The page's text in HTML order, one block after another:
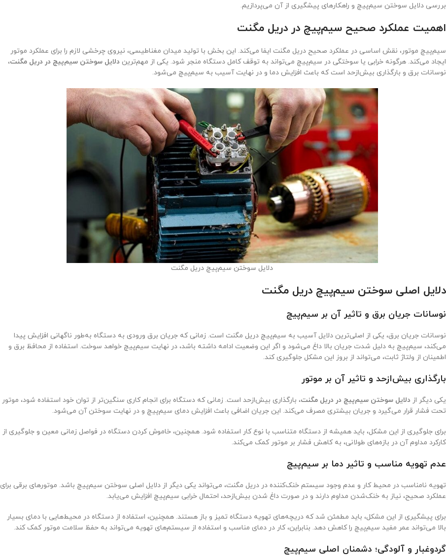
بررسی دلایل سوختن سیم‌پیچ و راهکارهای پیشگیری از آن می‌پردازیم.
اهمیت عملکرد صحیح سیم‌پیچ در دریل مگنت
سیم‌پیچ موتور، نقش اساسی در عملکرد صحیح دریل مگنت ایفا می‌کند. این بخش با تولید میدان مغناطیسی، نیروی چرخشی لازم را برای عملکرد موتور
ایجاد می‌کند. هرگونه خرابی یا سوختگی در سیم‌پیچ می‌تواند به توقف کامل دستگاه منجر شود. یکی از مهم‌ترین دلایل سوختن سیم‌پیچ در دریل مگنت،
نوسانات برق و بارگذاری بیش‌ازحد است که باعث افزایش دما و در نهایت آسیب به سیم‌پیچ می‌شود.
دلایل سوختن سیم‌پیچ دریل مگنت
دلایل اصلی سوختن سیم‌پیچ دریل مگنت
نوسانات جریان برق و تاثیر آن بر سیم‌پیچ
نوسانات جریان برق، یکی از اصلی‌ترین دلایل آسیب به سیم‌پیچ دریل مگنت است. زمانی که جریان برق ورودی به دستگاه به‌طور ناگهانی افزایش پیدا
می‌کند، سیم‌پیچ به دلیل شدت جریان بالا داغ می‌شود و اگر این وضعیت ادامه داشته باشد، در نهایت سیم‌پیچ خواهد سوخت. استفاده از محافظ برق و
اطمینان از ولتاژ ثابت، می‌تواند از بروز این مشکل جلوگیری کند.
بارگذاری بیش‌ازحد و تاثیر آن بر موتور
یکی دیگر از دلایل سوختن سیم‌پیچ در دریل مگنت، بارگذاری بیش‌ازحد است. زمانی که دستگاه برای انجام کاری سنگین‌تر از توان خود استفاده شود، موتور
تحت فشار قرار می‌گیرد و جریان بیشتری مصرف می‌کند. این جریان اضافی باعث افزایش دمای سیم‌پیچ و در نهایت سوختن آن می‌شود.
برای جلوگیری از این مشکل، باید همیشه از دستگاه متناسب با نوع کار استفاده شود. همچنین، خاموش کردن دستگاه در فواصل زمانی معین و جلوگیری از
کارکرد مداوم آن در بازه‌های طولانی، به کاهش فشار بر موتور کمک می‌کند.
عدم تهویه مناسب و تاثیر دما بر سیم‌پیچ
تهویه نامناسب در محیط کار و عدم وجود سیستم خنک‌کننده در دریل مگنت، می‌تواند یکی دیگر از دلایل اصلی سوختن سیم‌پیچ باشد. موتورهای برقی برای
عملکرد صحیح، نیاز به خنک‌شدن مداوم دارند و در صورت داغ شدن بیش‌ازحد، احتمال خرابی سیم‌پیچ افزایش می‌یابد.
برای پیشگیری از این مشکل، باید مطمئن شد که دریچه‌های تهویه دستگاه تمیز و باز هستند. همچنین، استفاده از دستگاه در محیط‌هایی با دمای بسیار
بالا می‌تواند عمر مفید سیم‌پیچ را کاهش دهد. بنابراین، کار در دمای مناسب و استفاده از سیستم‌های تهویه می‌تواند به حفظ سلامت موتور کمک کند.
گردوغبار و آلودگی؛ دشمنان اصلی سیم‌پیچ